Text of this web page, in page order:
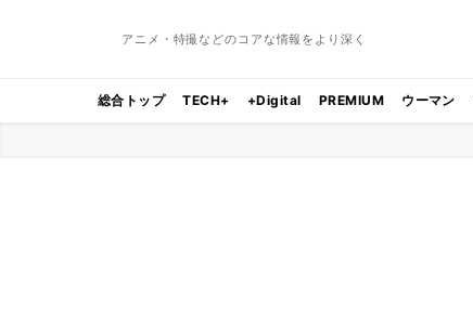
アニメ・特撮などのコアな情報をより深く
総合トップ TECH+ +Digital PREMIUM ウーマン